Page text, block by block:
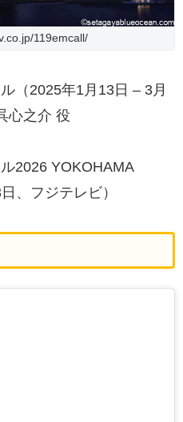
119emcall/
（2025年1月13日 – 3月
心之介 役
2026 YOKOHAMA
、フジテレビ）